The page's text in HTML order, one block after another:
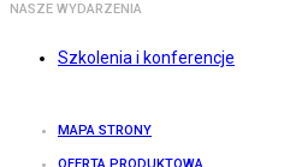
NASZE WYDARZENIA
Szkolenia i konferencje
MAPA STRONY